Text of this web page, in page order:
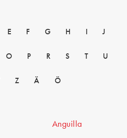
E F G H J
O P R S T U
Z Ä Ö
Anguilla